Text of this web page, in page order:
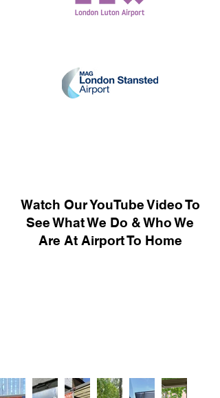
Watch Our YouTube Video To
See What We Do & Who We
Are At Airport To Home